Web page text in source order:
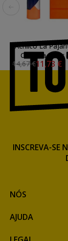
Acrilico La
Chroma Fluor
14,67 €11,73 €
NÓS
AJUDA
INSCREVA-SE